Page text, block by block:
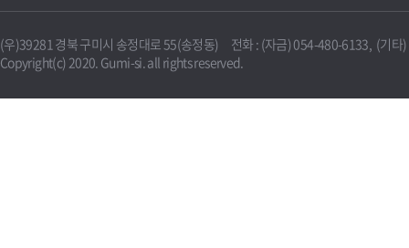
(우)39281 경북 구미시 송정대로 55(송정동) 전화 : (자금) 054-480-6133, (기타
Copyright(c) 2020. Gumi-si. all rights reserved.